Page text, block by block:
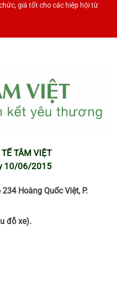
giá tốt cho các hiệp hội từ
TÂM VIỆT
10/06/2015
Hoàng Quốc Việt, P.
đỗ xe).